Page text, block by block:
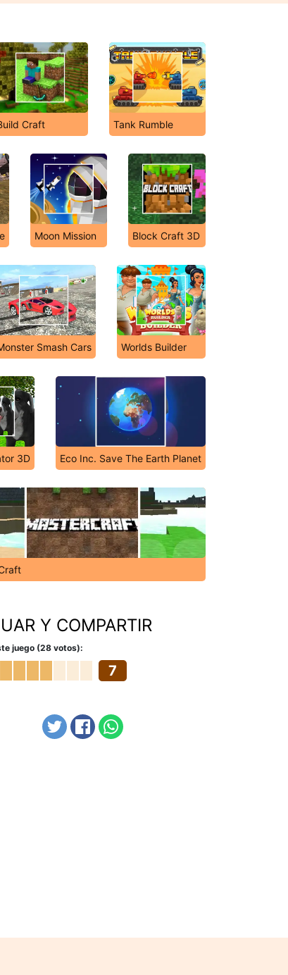
Craft Tank Rumble
Moon Mission Block Craft 3D
Smash Cars Worlds Builder
3D Eco Inc. Save The Earth Planet
Y COMPARTIR
juego (28 votos):
7